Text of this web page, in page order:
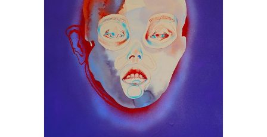
BRAQUAGE SONORE
Art Collage